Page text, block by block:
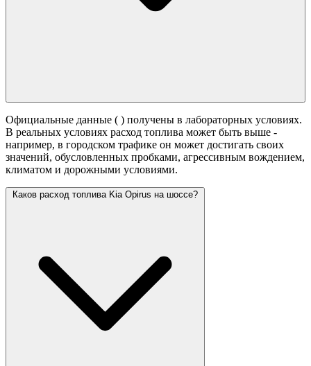
Официальные данные ( ) получены в лабораторных условиях.
В реальных условиях расход топлива может быть выше -
например, в городском трафике он может достигать своих
значений, обусловленных пробками, агрессивным вождением,
климатом и дорожными условиями.
Каков расход топлива Kia Opirus на шоссе?